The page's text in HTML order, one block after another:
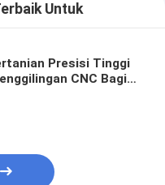
Untuk
Presisi Tinggi
CNC Bagian